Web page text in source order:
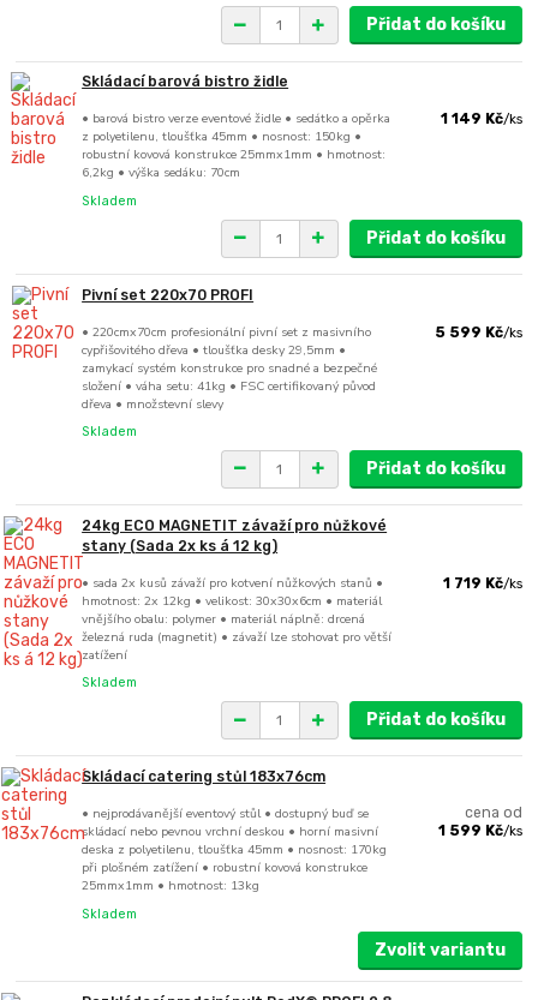
Přidat do košíku
Skládací barová bistro židle
• barová bistro verze eventové židle • sedátko a opěrka
z polyetilenu, tloušťka 45mm • nosnost: 150kg •
robustní kovová konstrukce 25mmx1mm • hmotnost:
6,2kg • výška sedáku: 70cm
1 149 Kč/ks
Skladem
Přidat do košíku
Pivní set 220x70 PROFI
• 220cmx70cm profesionální pivní set z masivního
cypřišovitého dřeva • tloušťka desky 29,5mm •
zamykací systém konstrukce pro snadné a bezpečné
složení • váha setu: 41kg • FSC certifikovaný původ
dřeva • množstevní slevy
5 599 Kč/ks
Skladem
Přidat do košíku
24kg ECO MAGNETIT závaží pro nůžkové
stany (Sada 2x ks á 12 kg)
• sada 2x kusů závaží pro kotvení nůžkových stanů •
hmotnost: 2x 12kg • velikost: 30x30x6cm • materiál
vnějšího obalu: polymer • materiál náplně: drcená
železná ruda (magnetit) • závaží lze stohovat pro větší
zatížení
1 719 Kč/ks
Skladem
Přidat do košíku
Skládací catering stůl 183x76cm
• nejprodávanější eventový stůl • dostupný buď se
skládací nebo pevnou vrchní deskou • horní masivní
deska z polyetilenu, tloušťka 45mm • nosnost: 170kg
při plošném zatížení • robustní kovová konstrukce
25mmx1mm • hmotnost: 13kg
cena od
1 599 Kč/ks
Skladem
Zvolit variantu